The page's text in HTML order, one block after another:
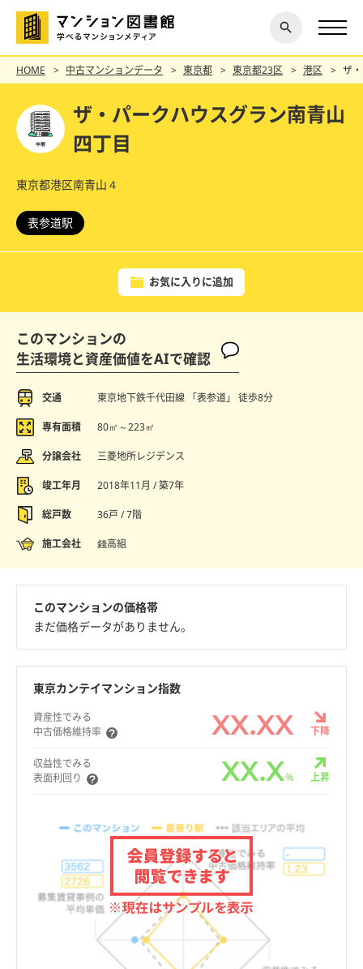
探す
閉じ
る
HOME 中古マンションデータ 東京都 東京都23区 港区 ザ
ザ・パークハウスグラン南青山
四丁目
東京都港区南青山４
表参道駅
お気に入りに追加
このマンションの
生活環境と資産価値をAIで確認
交通 東京地下鉄千代田線 「表参道」 徒歩8分
専有面積 80㎡～223㎡
分譲会社 三菱地所レジデンス
竣工年月 2018年11月 / 築7年
総戸数 36戸 / 7階
施工会社 錢高組
このマンションの価格帯
まだ価格データがありません。
東京カンテイマンション指数
資産性でみる
中古価格維持率
XX.XX 下降
収益性でみる
表面利回り
XX.X% 上昇